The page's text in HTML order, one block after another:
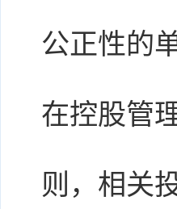
公正性的
在控股管
则，相关